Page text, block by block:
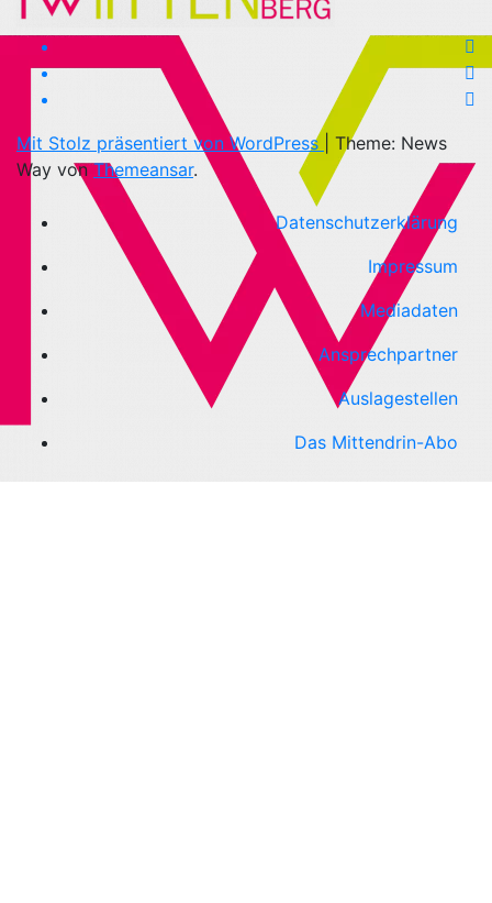
Mit Stolz präsentiert von WordPress
Theme: News
Way vonThemeansar.
Datenschutzerklärung
Impressum
Mediadaten
Ansprechpartner
Auslagestellen
Das Mittendrin-Abo